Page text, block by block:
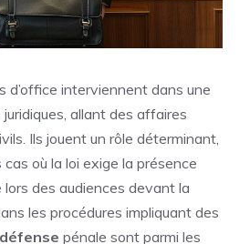
d’office interviennent dans une
allant des affaires
Ils jouent un rôle déterminant,
où la loi exige la présence
lors des audiences devant la
les procédures impliquant des
défense pénale sont parmi les